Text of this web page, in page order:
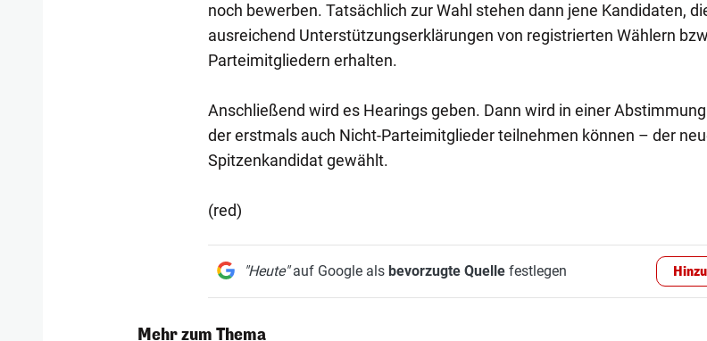
noch bewerben. Tatsächlich zur Wahl stehen dann jene Kandidaten,
ausreichend Unterstützungserklärungen von registrierten Wählern
Parteimitgliedern erhalten.
Anschließend wird es Hearings geben. Dann wird in einer
der erstmals auch Nicht-Parteimitglieder teilnehmen können – der
Spitzenkandidat gewählt.
(red)
"Heute"auf Google als bevorzugte Quellefestlegen
Mehr zum Thema